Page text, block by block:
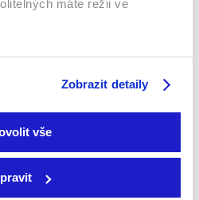
máte režii ve
Zobrazit detaily
vše